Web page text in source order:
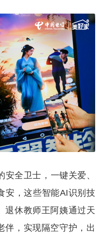
全卫士，一键关爱、
安，这些智能AI识别技
退休教师王阿姨通过天
伴，实现隔空守护，出